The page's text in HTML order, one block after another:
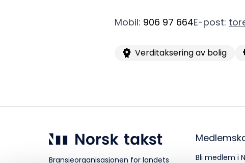
Kompetanse
Aktuelt
Om Norsk takst
Mobil: 906 97 664E-post:
Verditaksering av bolig
Bransjeorganisasjonen for landets Bli medlem i